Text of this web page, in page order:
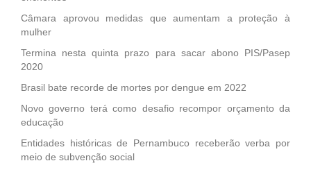
Câmara aprovou medidas que aumentam a proteção à
mulher
Termina nesta quinta prazo para sacar abono PIS/Pasep
2020
Brasil bate recorde de mortes por dengue em 2022
Novo governo terá como desafio recompor orçamento da
educação
Entidades históricas de Pernambuco receberão verba por
meio de subvenção social